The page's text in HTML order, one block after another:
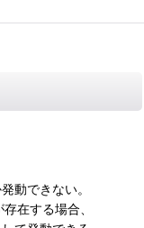
動できない。
在する場合、